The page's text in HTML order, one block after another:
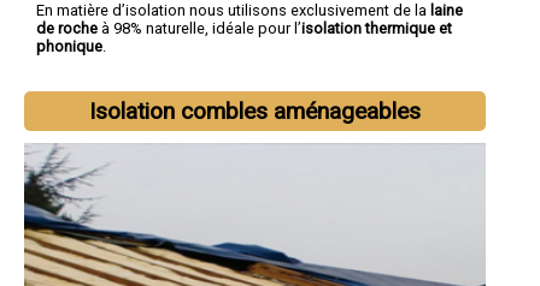
En matière d’isolation nous utilisons exclusivement de la laine
de roche à 98% naturelle, idéale pour l’isolation thermique et
phonique.
Isolation combles aménageables